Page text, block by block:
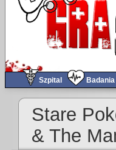
Szpital
Stare
& The